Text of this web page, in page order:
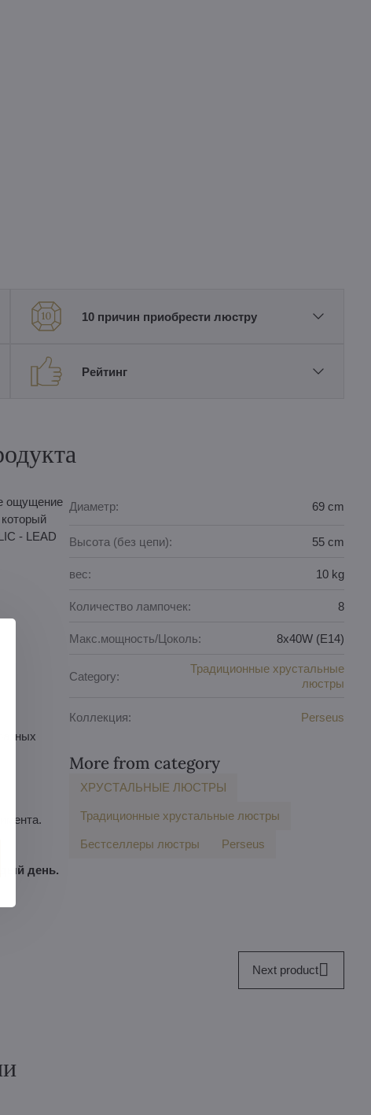
10 причин приобрести люстру
Рейтинг
ощущение
- LEAD
день.
Диаметр: 69 cm
Высота (без цепи): 55 cm
вес: 10 kg
Количество лампочек: 8
Макс.мощность/Цоколь: 8x40W (E14)
Category:
Традиционные хрустальные
люстры
Коллекция: Perseus
More from category
ХРУСТАЛЬНЫЕ ЛЮСТРЫ
Традиционные хрустальные люстры
Бестселлеры люстры Perseus
Next product